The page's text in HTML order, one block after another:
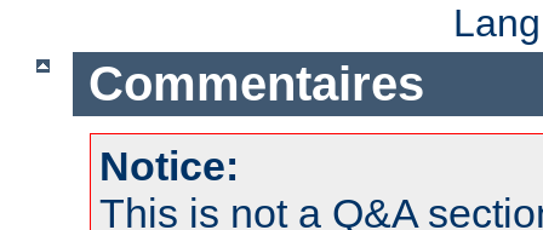
Commentaires
Notice:
This is not a Q&A